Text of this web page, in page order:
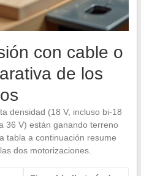
con cable o
de los
densidad (18 V, incluso bi-18
36 V) están ganando terreno
tabla a continuación resume
dos motorizaciones.